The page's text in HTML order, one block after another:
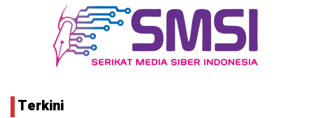
Terkini